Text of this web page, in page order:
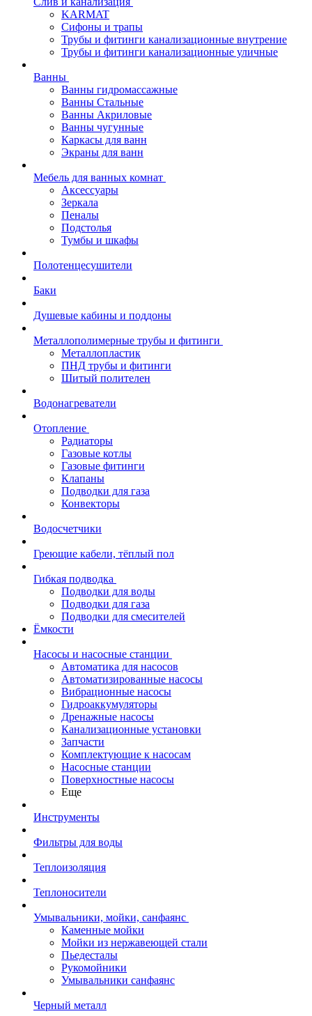
KARMAT
Сифоны и трапы
Трубы и фитинги канализационные внутрение
Трубы и фитинги канализационные уличные
Ванны
Ванны гидромассажные
Ванны Стальные
Ванны Акриловые
Ванны чугунные
Каркасы для ванн
Экраны для ванн
Мебель для ванных комнат
Аксессуары
Зеркала
Пеналы
Подстолья
Тумбы и шкафы
Полотенцесушители
Баки
Душевые кабины и поддоны
Металлополимерные трубы и фитинги
Металлопластик
ПНД трубы и фитинги
Шитый полителен
Водонагреватели
Отопление
Радиаторы
Газовые котлы
Газовые фитинги
Клапаны
Подводки для газа
Конвекторы
Водосчетчики
Греющие кабели, тёплый пол
Гибкая подводка
Подводки для воды
Подводки для газа
Подводки для смесителей
Ёмкости
Насосы и насосные станции
Автоматика для насосов
Автоматизированные насосы
Вибрационные насосы
Гидроаккумуляторы
Дренажные насосы
Канализационные установки
Запчасти
Комплектующие к насосам
Насосные станции
Поверхностные насосы
Еще
Инструменты
Фильтры для воды
Теплоизоляция
Теплоносители
Умывальники, мойки, санфаянс
Каменные мойки
Мойки из нержавеющей стали
Пьедесталы
Рукомойники
Умывальники санфаянс
Черный металл